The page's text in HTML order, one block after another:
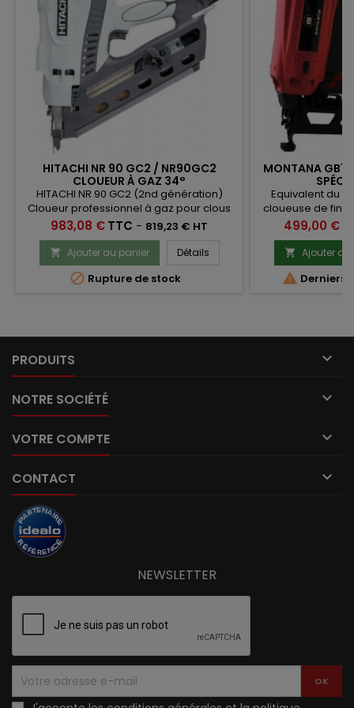
HITACHI NR 90 GC2 / NR90GC2
CLOUEUR À GAZ 34°
HITACHI NR 90 GC2 (2nd génération)
Cloueur professionnel à gaz pour clous
bandes 34° de 45 à 90mm
Prix
983,08 €TTC - 819,23 € HT
 Ajouter au panier Détails
 Rupture de stock
MONTANA
Equivalent du
cloueuse de
est un
menuiserie
dimension des
Prix
499,00 €
 Ajouter au
 Derniers
PRODUITS 
NOTRE SOCIÉTÉ 
VOTRE COMPTE 
CONTACT 
NEWSLETTER